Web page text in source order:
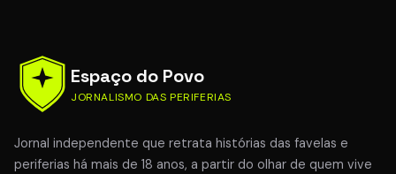
Espaço do Povo
JORNALISMO DAS PERIFERIAS
Jornal independente que retrata histórias das favelas e
periferias há mais de 18 anos, a partir do olhar de quem vive